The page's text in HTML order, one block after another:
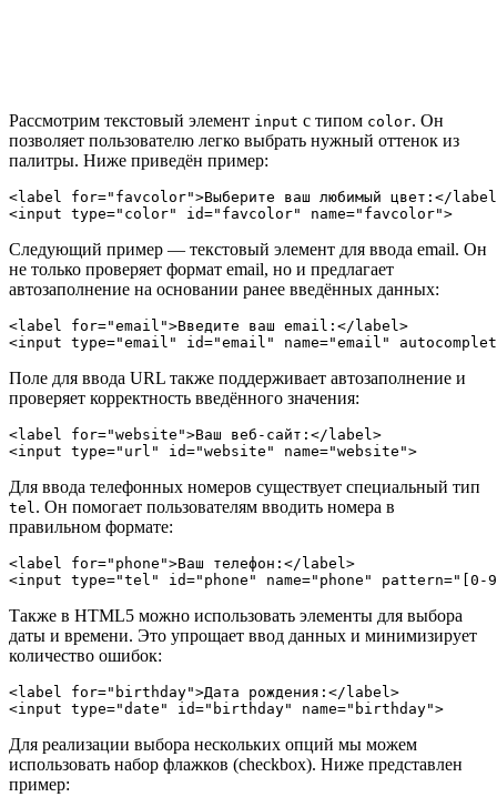
Рассмотрим текстовый элемент input с типом color. Он
позволяет пользователю легко выбрать нужный оттенок из
палитры. Ниже приведён пример:
<label for="favcolor">Выберите ваш любимый цвет:</
Следующий пример — текстовый элемент для ввода email. Он
не только проверяет формат email, но и предлагает
автозаполнение на основании ранее введённых данных:
<label for="email">Введите ваш email:</label>
Поле для ввода URL также поддерживает автозаполнение и
проверяет корректность введённого значения:
<label for="website">Ваш веб-сайт:</label>
Для ввода телефонных номеров существует специальный тип
tel. Он помогает пользователям вводить номера в
правильном формате:
<label for="phone">Ваш телефон:</label>
Также в HTML5 можно использовать элементы для выбора
даты и времени. Это упрощает ввод данных и минимизирует
количество ошибок:
<label for="birthday">Дата рождения:</label>
Для реализации выбора нескольких опций мы можем
использовать набор флажков (checkbox). Ниже представлен
пример: